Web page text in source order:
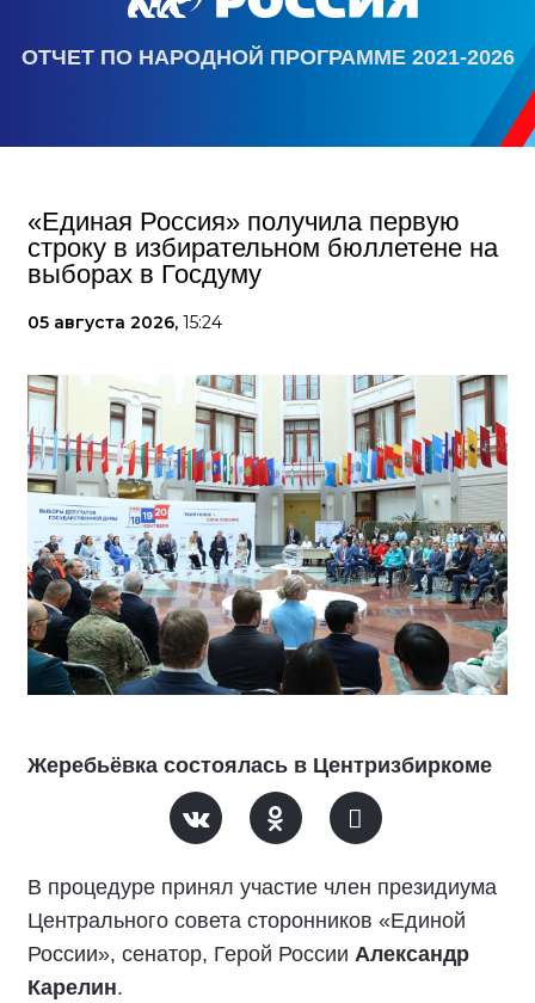
ОТЧЕТ ПО НАРОДНОЙ ПРОГРАММЕ 2021-2026
«Единая Россия» получила первую
строку в избирательном бюллетене на
выборах в Госдуму
05 августа 2026, 15:24
Жеребьёвка состоялась в Центризбиркоме
В процедуре принял участие член президиума
Центрального совета сторонников «Единой
России», сенатор, Герой России Александр
Карелин.